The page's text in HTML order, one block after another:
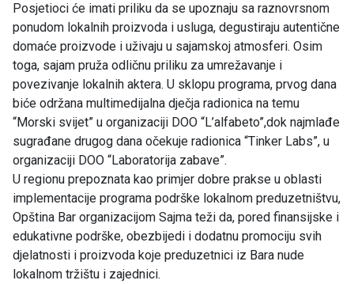
Posjetioci će imati priliku da se upoznaju sa raznovrsnom
ponudom lokalnih proizvoda i usluga, degustiraju autentične
domaće proizvode i uživaju u sajamskoj atmosferi. Osim
toga, sajam pruža odličnu priliku za umrežavanje i
povezivanje lokalnih aktera. U sklopu programa, prvog dana
biće održana multimedijalna dječja radionica na temu
“Morski svijet” u organizaciji DOO “L’alfabeto”,dok najmlađe
sugrađane drugog dana očekuje radionica “Tinker Labs”, u
organizaciji DOO “Laboratorija zabave”.
U regionu prepoznata kao primjer dobre prakse u oblasti
implementacije programa podrške lokalnom preduzetništvu,
Opština Bar organizacijom Sajma teži da, pored finansijske i
edukativne podrške, obezbijedi i dodatnu promociju svih
djelatnosti i proizvoda koje preduzetnici iz Bara nude
lokalnom tržištu i zajednici.